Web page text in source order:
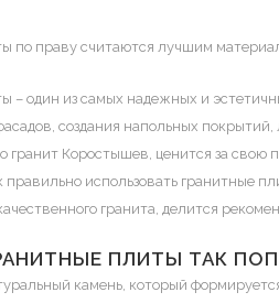
по праву считаются лучшим
– один из самых надежных и
создания напольных
гранит Коростышев, ценится за свою
правильно использовать гранитные
гранита, делится
ПЛИТЫ ТАК
камень, который